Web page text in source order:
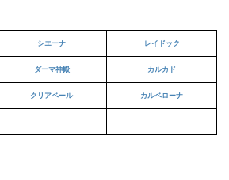
シエーナ レイドック
ダーマ神殿 カルカド
クリアベール カルベローナ